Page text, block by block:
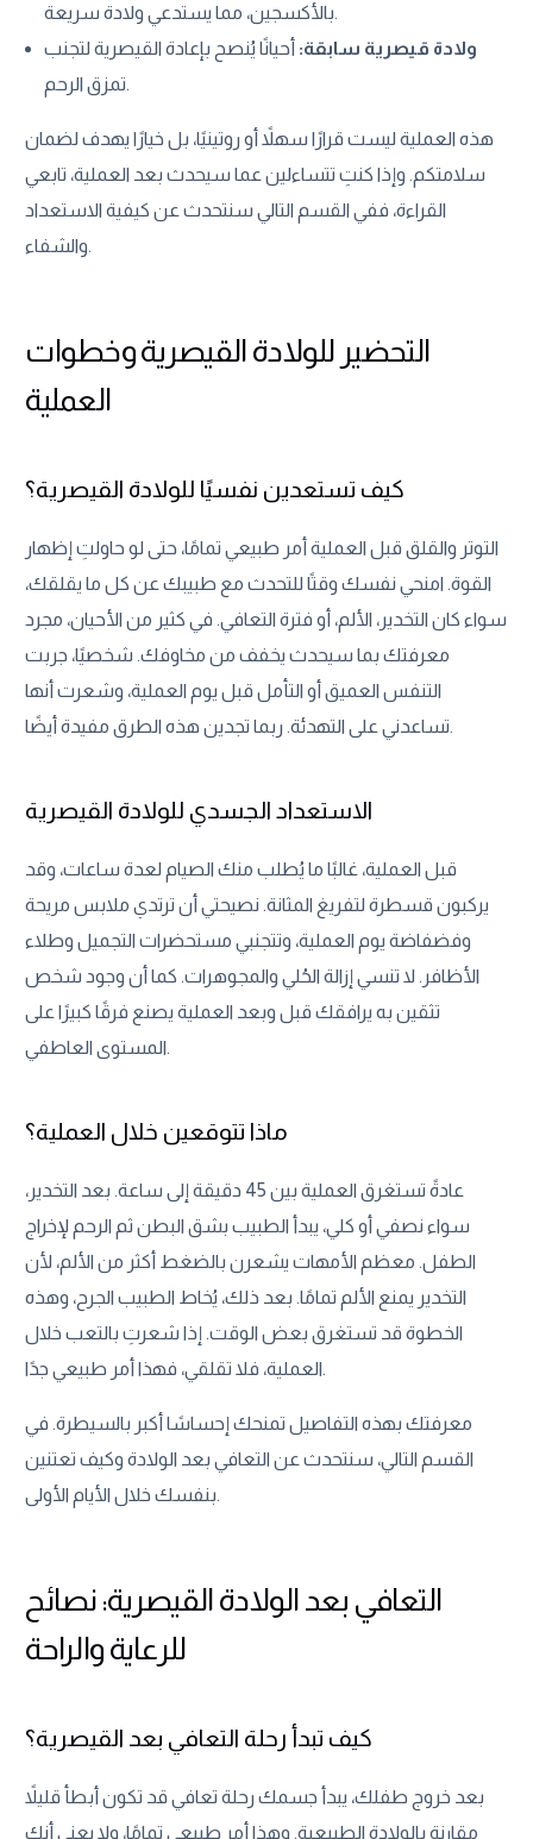
بالأكسجين، مما يستدعي ولادة سريعة.
ولادة قيصرية سابقة: أحيانًا يُنصح بإعادة القيصرية لتجنب
تمزق الرحم.
هذه العملية ليست قرارًا سهلاً أو روتينيًا، بل خيارًا يهدف لضمان
سلامتكم. وإذا كنتِ تتساءلين عما سيحدث بعد العملية، تابعي
القراءة، ففي القسم التالي سنتحدث عن كيفية الاستعداد
والشفاء.
التحضير للولادة القيصرية وخطوات
العملية
كيف تستعدين نفسيًا للولادة القيصرية؟
التوتر والقلق قبل العملية أمر طبيعي تمامًا، حتى لو حاولتِ إظهار
القوة. امنحي نفسك وقتًا للتحدث مع طبيبك عن كل ما يقلقك،
سواء كان التخدير، الألم، أو فترة التعافي. في كثير من الأحيان، مجرد
معرفتك بما سيحدث يخفف من مخاوفك. شخصيًا، جربت
التنفس العميق أو التأمل قبل يوم العملية، وشعرت أنها
تساعدني على التهدئة. ربما تجدين هذه الطرق مفيدة أيضًا.
الاستعداد الجسدي للولادة القيصرية
قبل العملية، غالبًا ما يُطلب منك الصيام لعدة ساعات، وقد
يركبون قسطرة لتفريغ المثانة. نصيحتي أن ترتدي ملابس مريحة
وفضفاضة يوم العملية، وتتجنبي مستحضرات التجميل وطلاء
الأظافر. لا تنسي إزالة الحُلي والمجوهرات. كما أن وجود شخص
تثقين به يرافقك قبل وبعد العملية يصنع فرقًا كبيرًا على
المستوى العاطفي.
ماذا تتوقعين خلال العملية؟
عادةً تستغرق العملية بين 45 دقيقة إلى ساعة. بعد التخدير،
سواء نصفي أو كلي، يبدأ الطبيب بشق البطن ثم الرحم لإخراج
الطفل. معظم الأمهات يشعرن بالضغط أكثر من الألم، لأن
التخدير يمنع الألم تمامًا. بعد ذلك، يُخاط الطبيب الجرح، وهذه
الخطوة قد تستغرق بعض الوقت. إذا شعرتِ بالتعب خلال
العملية، فلا تقلقي، فهذا أمر طبيعي جدًا.
معرفتك بهذه التفاصيل تمنحك إحساسًا أكبر بالسيطرة. في
القسم التالي، سنتحدث عن التعافي بعد الولادة وكيف تعتنين
بنفسك خلال الأيام الأولى.
التعافي بعد الولادة القيصرية: نصائح
للرعاية والراحة
كيف تبدأ رحلة التعافي بعد القيصرية؟
بعد خروج طفلك، يبدأ جسمك رحلة تعافي قد تكون أبطأ قليلاً
مقارنة بالولادة الطبيعية. وهذا أمر طبيعي تمامًا، ولا يعني أنك